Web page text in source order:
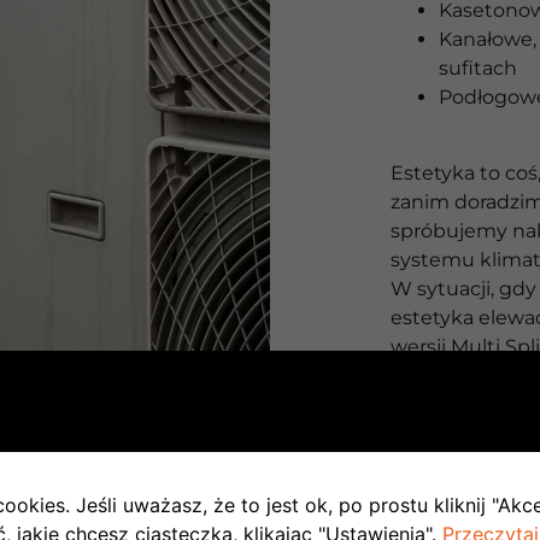
sufitach
Estetyka to
zanim
spróbujemy
systemu
W sytuacji,
estetyka
wersji Multi
każda
zewnętrznej
Jeśli uważasz, że to jest ok, po prostu kliknij
jakie chcesz ciasteczka, klikając "Ustawienia".